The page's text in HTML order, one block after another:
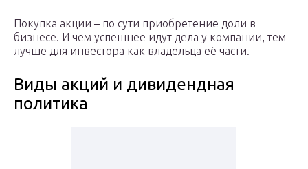
Покупка акции – по сути приобретение доли в
бизнесе. И чем успешнее идут дела у компании, тем
лучше для инвестора как владельца её части.
Виды акций и дивидендная
политика